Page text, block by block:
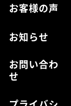
お客様の声
お知らせ
お問い合わ
せ